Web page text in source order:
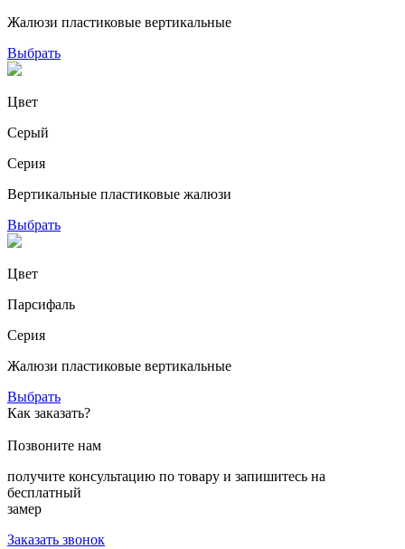
Жалюзи пластиковые вертикальные
Выбрать
Цвет
Серый
Серия
Вертикальные пластиковые жалюзи
Выбрать
Цвет
Парсифаль
Серия
Жалюзи пластиковые вертикальные
Выбрать
Как заказать?
Позвоните нам
получите консультацию по товару и запишитесь на
бесплатный
замер
Заказать звонок